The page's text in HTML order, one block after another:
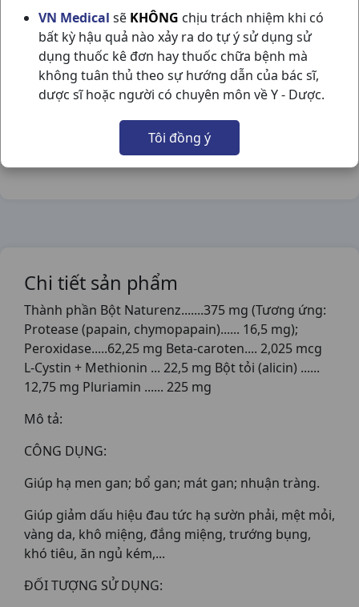
VN Medical sẽ KHÔNG chịu trách nhiệm khi có
bất kỳ hậu quả nào xảy ra do tự ý sử dụng sử
dụng thuốc kê đơn hay thuốc chữa bệnh mà
không tuân thủ theo sự hướng dẫn của bác sĩ,
dược sĩ hoặc người có chuyên môn về Y - Dược.
Tôi đồng ý
NATURENZ H10VI10VNA DHG PHARMA
NSX:DHG Pharma
Nhóm hàng:Thực Phẩm Chức Năng,
Chia sẻ qua mạng xã hội:
Chi tiết sản phẩm
Thành phần Bột Naturenz.......375 mg (Tương ứng:
Protease (papain, chymopapain)...... 16,5 mg);
Peroxidase.....62,25 mg Beta-caroten.... 2,025 mcg
L-Cystin + Methionin ... 22,5 mg Bột tỏi (alicin) ......
12,75 mg Pluriamin ...... 225 mg
Mô tả:
CÔNG DỤNG:
Giúp hạ men gan; bổ gan; mát gan; nhuận tràng.
Giúp giảm dấu hiệu đau tức hạ sườn phải, mệt mỏi,
vàng da, khô miệng, đắng miệng, trướng bụng,
khó tiêu, ăn ngủ kém,...
ĐỐI TƯỢNG SỬ DỤNG: